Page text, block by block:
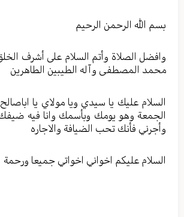
بسم الله الرحمن الرحيم
وافضل الصلاة وأتم السلام على أشرف
محمد المصطفى وآله الطيبين الطاهرين
السلام عليك يا سيدي ويا مولاي يا
الجمعة وهو يومك وبأسمك وانا فيه
وأجرني فأنك تحب الضيافة والاجاره
السلام عليكم اخواني اخواتي جميعا ورحمة